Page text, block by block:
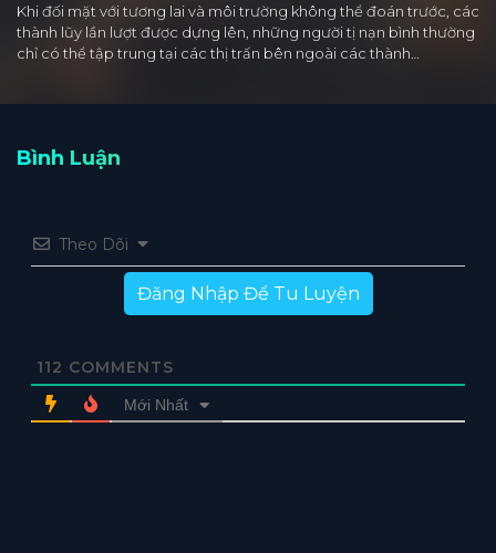
Khi đối mặt với tương lai và môi trường không thể đoán trước, các
thành lũy lần lượt được dựng lên, những người tị nạn bình thường
chỉ có thể tập trung tại các thị trấn bên ngoài các thành…
Bình Luận
Theo Dõi
Đăng Nhập Để Tu Luyện
112 COMMENTS
Mới Nhất